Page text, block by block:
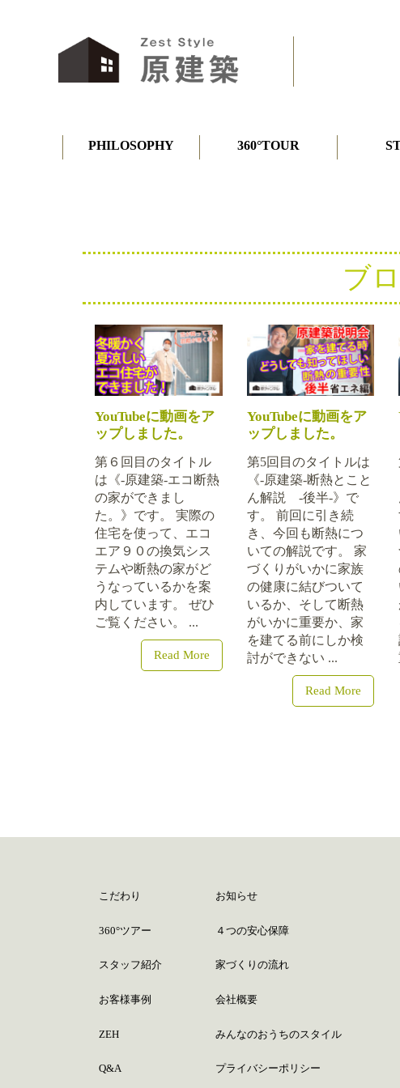
PHILOSOPHY 360°TOUR
ブ
YouTubeに動画をア
ップしました。
第６回目のタイトル
は《-原建築-エコ断熱
の家ができまし
た。》です。 実際の
住宅を使って、エコ
エア９０の換気シス
テムや断熱の家がど
うなっているかを案
内しています。 ぜひ
ご覧ください。 ...
Read More
YouTubeに動画をア
ップしました。
第5回目のタイトルは
《-原建築-断熱とこと
ん解説 -後半-》で
す。 前回に引き続
き、今回も断熱につ
いての解説です。 家
づくりがいかに家族
の健康に結びついて
いるか、そして断熱
がいかに重要か、家
を建てる前にしか検
討ができない ...
Read More
こだわり
360°ツアー
スタッフ紹介
お客様事例
ZEH
Q&A
お知らせ
４つの安心保障
家づくりの流れ
会社概要
みんなのおうちのスタイル
プライバシーポリシー